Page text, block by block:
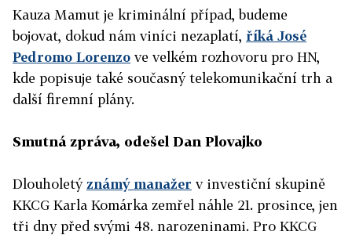
Kauza Mamut je kriminální případ, budeme
bojovat, dokud nám viníci nezaplatí, říká José
Pedromo Lorenzo ve velkém rozhovoru pro HN,
kde popisuje také současný telekomunikační trh a
další firemní plány.
Smutná zpráva, odešel Dan Plovajko
Dlouholetý známý manažer v investiční skupině
KKCG Karla Komárka zemřel náhle 21. prosince, jen
tři dny před svými 48. narozeninami. Pro KKCG